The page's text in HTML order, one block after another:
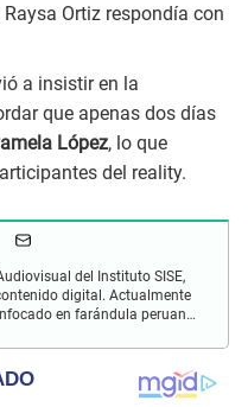
Ortiz respondía con
a insistir en la
que apenas dos días
López, lo que
del reality.
del Instituto SISE,
digital. Actualmente
en farándula peruana,